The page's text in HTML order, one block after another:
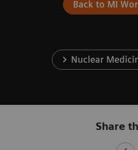
Back to MI
Nuclear
Share